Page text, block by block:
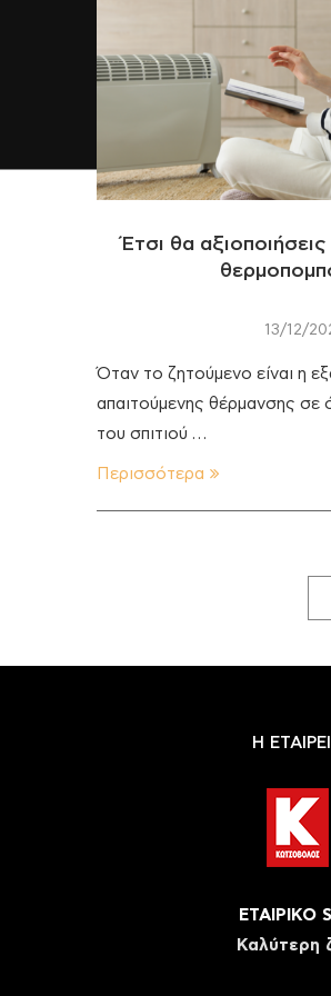
Έτσι θα
13/12/
Όταν το ζητούμενο είναι η
απαιτούμενης θέρμανσης
του σπιτιού …
Περισσότερα
Η
ΕΤΑΙΡΙΚΟ
Καλύτερη